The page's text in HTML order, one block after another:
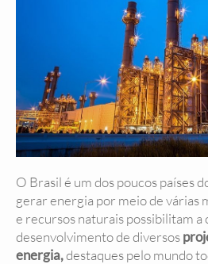
O Brasil é um dos poucos países
gerar energia por meio de várias
e recursos naturais possibilitam a
desenvolvimento de diversos
energia,destaques pelo mundo